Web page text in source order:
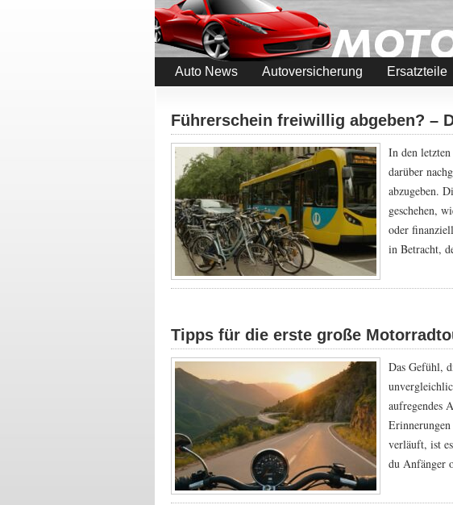
Auto News Autoversicherung Ersatzteile
Führerschein freiwillig abgeben? –
In den
darüber
abzugeben.
geschehen,
oder
in Betracht,
Tipps für die erste große
Das Gefühl,
aufregendes
verläuft, ist
du Anfänger